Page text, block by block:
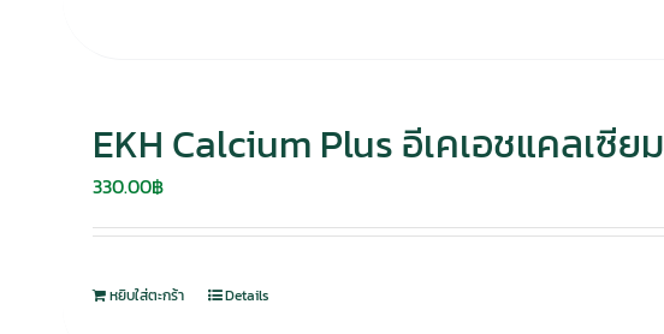
EKH Calcium Plus อีเคเอชแคลเซียม
330.00฿
หยิบใส่ตะกร้า Details